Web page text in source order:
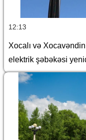
12:13
Xocalı və
elektrik şəbəkəsi